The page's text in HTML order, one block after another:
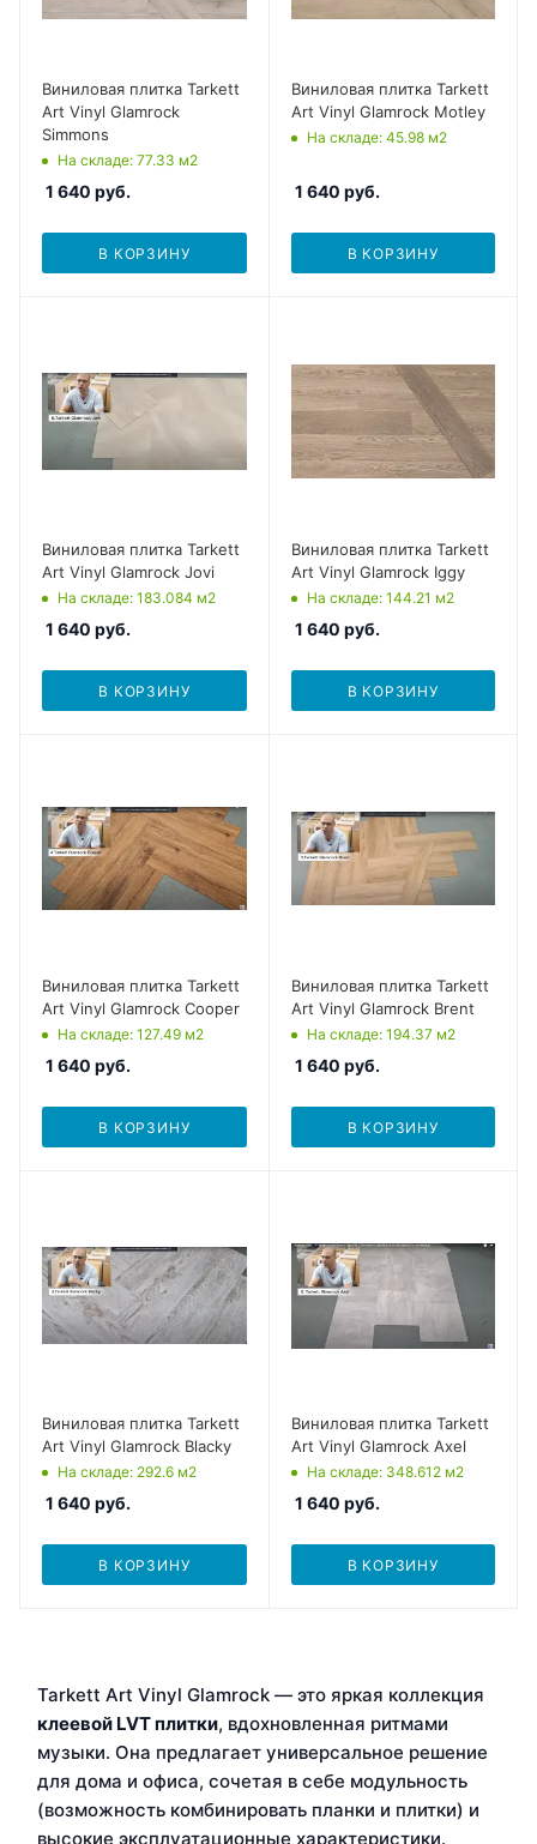
Виниловая плитка Tarkett
Art Vinyl Glamrock
Simmons
На складе: 77.33 м2
1 640 руб.
В КОРЗИНУ
Виниловая плитка Tarkett
Art Vinyl Glamrock Motley
На складе: 45.98 м2
1 640 руб.
В КОРЗИНУ
Виниловая плитка Tarkett
Art Vinyl Glamrock Jovi
На складе: 183.084 м2
1 640 руб.
В КОРЗИНУ
Виниловая плитка Tarkett
Art Vinyl Glamrock Iggy
На складе: 144.21 м2
1 640 руб.
В КОРЗИНУ
Виниловая плитка Tarkett
Art Vinyl Glamrock Cooper
На складе: 127.49 м2
1 640 руб.
В КОРЗИНУ
Виниловая плитка Tarkett
Art Vinyl Glamrock Brent
На складе: 194.37 м2
1 640 руб.
В КОРЗИНУ
Виниловая плитка Tarkett
Art Vinyl Glamrock Blacky
На складе: 292.6 м2
1 640 руб.
В КОРЗИНУ
Виниловая плитка Tarkett
Art Vinyl Glamrock Axel
На складе: 348.612 м2
1 640 руб.
В КОРЗИНУ
Tarkett Art Vinyl Glamrock — это яркая коллекция
клеевой LVT плитки, вдохновленная ритмами
музыки. Она предлагает универсальное решение
для дома и офиса, сочетая в себе модульность
(возможность комбинировать планки и плитки) и
высокие эксплуатационные характеристики.